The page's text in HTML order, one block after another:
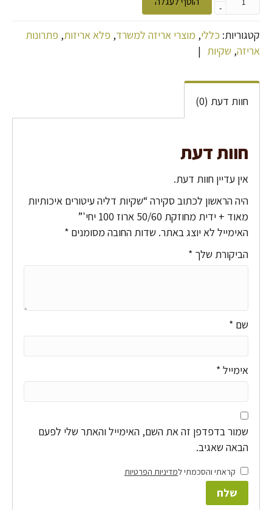
-
קטגוריות: כללי, מוצרי אריזה למשרד, פלא אריזות, פתרונות
אריזה, שקיות |
חוות דעת (0)
חוות דעת
אין עדיין חוות דעת.
היה הראשון לכתוב סקירה “שקיות דליה עיטורים איכותיות
מאוד + ידית מחוזקת 50/60 ארוז 100 יחי'”
האימייל לא יוצג באתר. שדות החובה מסומנים *
הביקורת שלך *
שם *
אימייל *
שמור בדפדפן זה את השם, האימייל והאתר שלי לפעם
הבאה שאגיב.
קראתי והסכמתי למדיניות הפרטיות